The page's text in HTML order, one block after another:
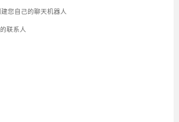
您自己的聊天机器人
联系人